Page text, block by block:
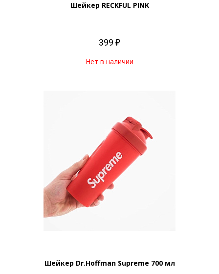
Шейкер RECKFUL PINK
399 ₽
Нет в наличии
Шейкер Dr.Hoffman Supreme 700 мл